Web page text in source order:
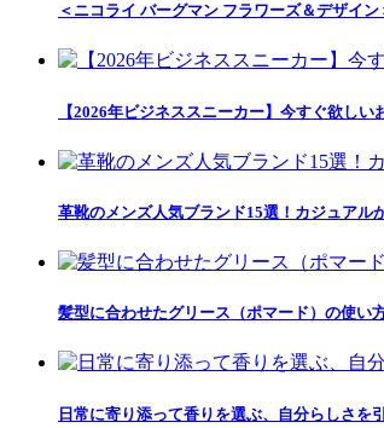
＜ニコライ バーグマン フラワーズ＆デザイ
【2026年ビジネススニーカー】今すぐ欲し
革靴のメンズ人気ブランド15選！カジュアル
髪型に合わせたグリース（ポマード）の使い
日常に寄り添って香りを選ぶ、自分らしさを